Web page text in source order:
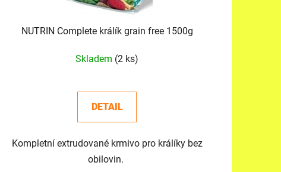
NUTRIN Complete králík grain free 1500g
Skladem (2 ks)
DETAIL
Kompletní extrudované krmivo pro králíky bez
obilovin.